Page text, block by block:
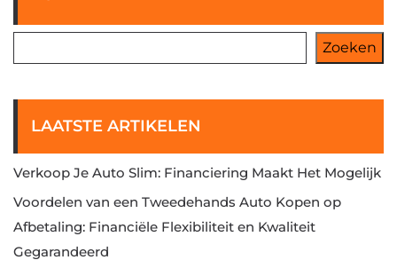
Zoeken
LAATSTE ARTIKELEN
Verkoop Je Auto Slim: Financiering Maakt Het Mogelijk
Voordelen van een Tweedehands Auto Kopen op
Afbetaling: Financiële Flexibiliteit en Kwaliteit
Gegarandeerd